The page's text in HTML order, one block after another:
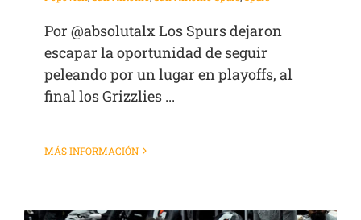
Por @absolutalx Los Spurs dejaron
escapar la oportunidad de seguir
peleando por un lugar en playoffs, al
final los Grizzlies ...
MÁS INFORMACIÓN